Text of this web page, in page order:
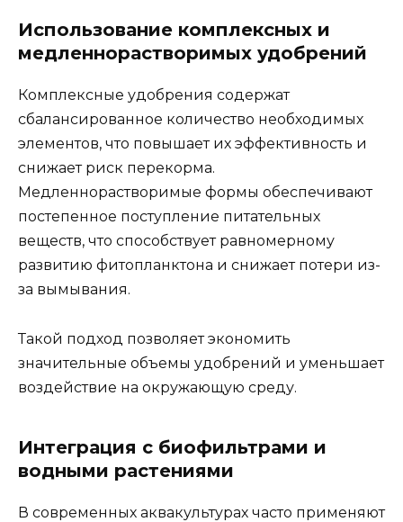
Использование комплексных и
медленнорастворимых удобрений
Комплексные удобрения содержат
сбалансированное количество необходимых
элементов, что повышает их эффективность и
снижает риск перекорма.
Медленнорастворимые формы обеспечивают
постепенное поступление питательных
веществ, что способствует равномерному
развитию фитопланктона и снижает потери из-
за вымывания.
Такой подход позволяет экономить
значительные объемы удобрений и уменьшает
воздействие на окружающую среду.
Интеграция с биофильтрами и
водными растениями
В современных аквакультурах часто применяют